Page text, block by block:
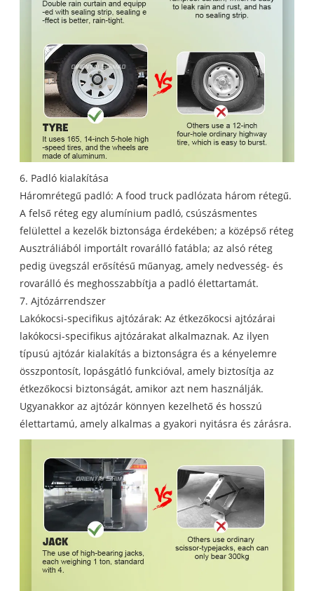
6. Padló kialakítása
Háromrétegű padló: A food truck padlózata három rétegű.
A felső réteg egy alumínium padló, csúszásmentes
felülettel a kezelők biztonsága érdekében; a középső réteg
Ausztráliából importált rovarálló fatábla; az alsó réteg
pedig üvegszál erősítésű műanyag, amely nedvesség- és
rovarálló és meghosszabbítja a padló élettartamát.
7. Ajtózárrendszer
Lakókocsi-specifikus ajtózárak: Az étkezőkocsi ajtózárai
lakókocsi-specifikus ajtózárakat alkalmaznak. Az ilyen
típusú ajtózár kialakítás a biztonságra és a kényelemre
összpontosít, lopásgátló funkcióval, amely biztosítja az
étkezőkocsi biztonságát, amikor azt nem használják.
Ugyanakkor az ajtózár könnyen kezelhető és hosszú
élettartamú, amely alkalmas a gyakori nyitásra és zárásra.